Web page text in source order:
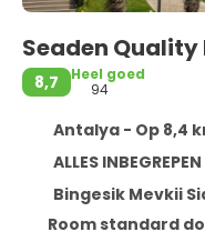
Seaden Quality
8,7
Heel goed
94
Antalya - Op 8,4
ALLES INBEGREPEN
Bingesik Mevkii
Room standard